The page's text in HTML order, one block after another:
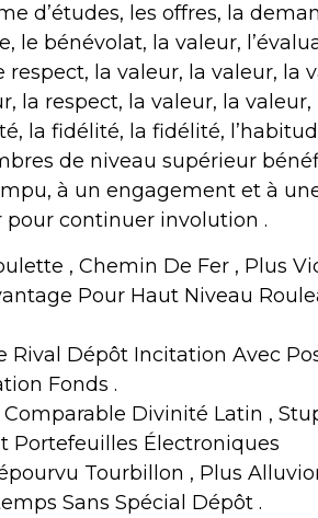
d’études, les offres, la
le bénévolat, la valeur,
respect, la valeur, la valeur,
la respect, la valeur, la
la fidélité, la fidélité,
de niveau supérieur
à un engagement et à
continuer involution .
, Chemin De Fer , Plus
Pour Haut Niveau
Rival Dépôt Incitation Avec
Fonds .
Divinité Latin ,
Portefeuilles Électroniques
Tourbillon , Plus
Sans Spécial Dépôt .